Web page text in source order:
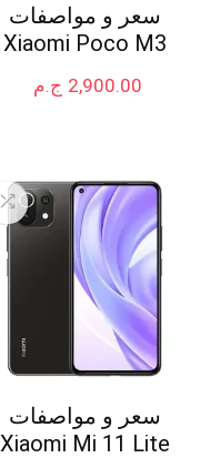
سعر و مواصفات
Xiaomi Poco M3
ج.م 2,900.00
سعر و مواصفات
Xiaomi Mi 11 Lite